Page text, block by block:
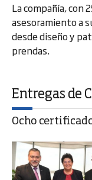
La compañía, con
asesoramiento a
desde diseño y
prendas.
Entregas de
Ocho